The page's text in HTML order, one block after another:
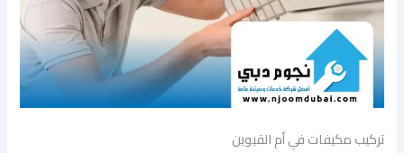
تركيب مكيفات في أم القيوين